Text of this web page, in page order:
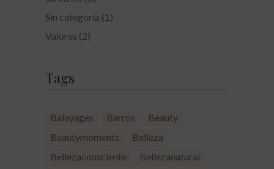
Sin categoría (1)
Valores (2)
Tags
Balayages Barros
Beauty
Beautymoments
Belleza
Bellezaconsciente
Bellezanatural